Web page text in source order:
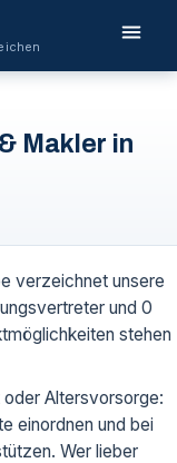
Makler in
verzeichnet unsere
und 0
stehen
Altersvorsorge:
einordnen und bei
Wer lieber